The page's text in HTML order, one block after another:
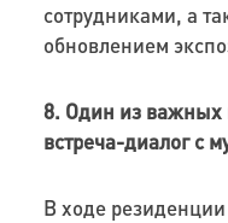
сотрудниками, а
обновлением
8. Один из важных
встреча-диалог с
В ходе резиденции